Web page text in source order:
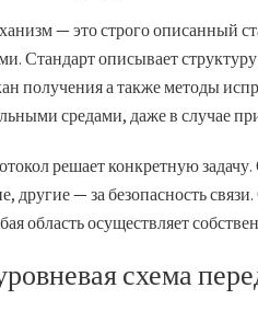
— это строго описанный
Стандарт описывает
получения а также методы
средами, даже в случае
решает конкретную
другие — за безопасность
область осуществляет
схема